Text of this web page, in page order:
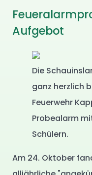
Aufgebot
Die
ganz herzlich
Feuerwehr
Probealarm
Schülern.
Am 24. Oktober